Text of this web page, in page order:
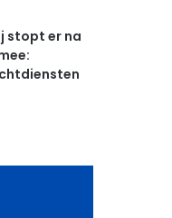
stopt er na